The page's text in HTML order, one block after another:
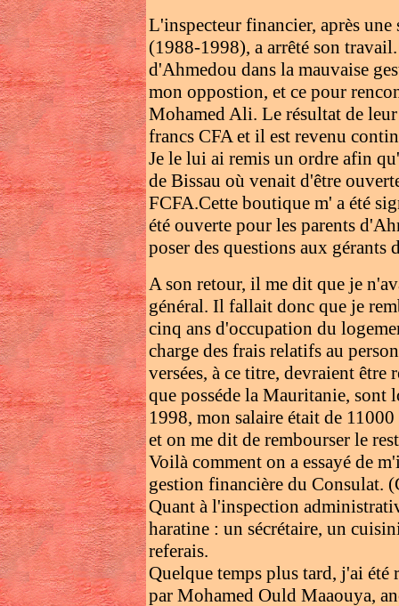
L'inspecteur financier, après
(1988-1998), a arrêté son
d'Ahmedou dans la mauvaise
mon oppostion, et ce pour
Mohamed Ali. Le résultat de
francs CFA et il est revenu
Je le lui ai remis un ordre afin
de Bissau où venait d'être
FCFA.Cette boutique m' a été
été ouverte pour les parents
poser des questions aux gérants
A son retour, il me dit que je
général. Il fallait donc que je
cinq ans d'occupation du
charge des frais relatifs au
versées, à ce titre, devraient être
que posséde la Mauritanie, sont
1998, mon salaire était de
et on me dit de rembourser le
Voilà comment on a essayé de
gestion financière du Consulat.
Quant à l'inspection
haratine : un sécrétaire, un
referais.
Quelque temps plus tard, j'ai
par Mohamed Ould Maaouya,